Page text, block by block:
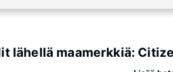
lähellä maamerkkiä: